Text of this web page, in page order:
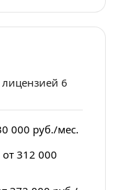
6
000 руб./мес.
312 000